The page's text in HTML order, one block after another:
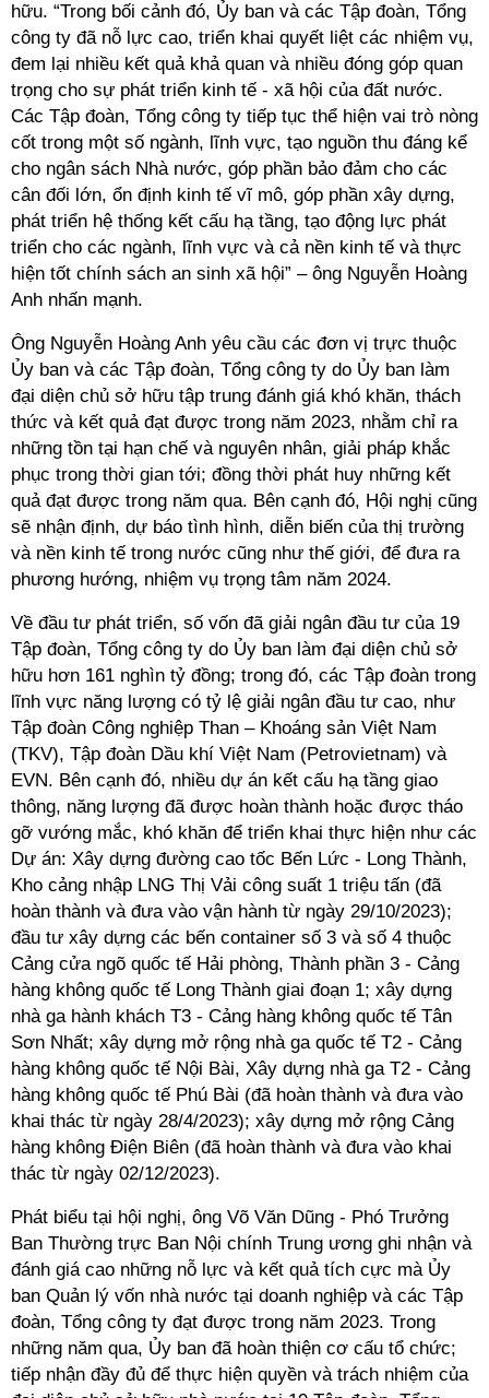
hữu. “Trong bối cảnh đó, Ủy ban và các Tập đoàn, Tổng
công ty đã nỗ lực cao, triển khai quyết liệt các nhiệm vụ,
đem lại nhiều kết quả khả quan và nhiều đóng góp quan
trọng cho sự phát triển kinh tế - xã hội của đất nước.
Các Tập đoàn, Tổng công ty tiếp tục thể hiện vai trò nòng
cốt trong một số ngành, lĩnh vực, tạo nguồn thu đáng kể
cho ngân sách Nhà nước, góp phần bảo đảm cho các
cân đối lớn, ổn định kinh tế vĩ mô, góp phần xây dựng,
phát triển hệ thống kết cấu hạ tầng, tạo động lực phát
triển cho các ngành, lĩnh vực và cả nền kinh tế và thực
hiện tốt chính sách an sinh xã hội” – ông Nguyễn Hoàng
Anh nhấn mạnh.
Ông Nguyễn Hoàng Anh yêu cầu các đơn vị trực thuộc
Ủy ban và các Tập đoàn, Tổng công ty do Ủy ban làm
đại diện chủ sở hữu tập trung đánh giá khó khăn, thách
thức và kết quả đạt được trong năm 2023, nhằm chỉ ra
những tồn tại hạn chế và nguyên nhân, giải pháp khắc
phục trong thời gian tới; đồng thời phát huy những kết
quả đạt được trong năm qua. Bên cạnh đó, Hội nghị cũng
sẽ nhận định, dự báo tình hình, diễn biến của thị trường
và nền kinh tế trong nước cũng như thế giới, để đưa ra
phương hướng, nhiệm vụ trọng tâm năm 2024.
Về đầu tư phát triển, số vốn đã giải ngân đầu tư của 19
Tập đoàn, Tổng công ty do Ủy ban làm đại diện chủ sở
hữu hơn 161 nghìn tỷ đồng; trong đó, các Tập đoàn trong
lĩnh vực năng lượng có tỷ lệ giải ngân đầu tư cao, như
Tập đoàn Công nghiệp Than – Khoáng sản Việt Nam
(TKV), Tập đoàn Dầu khí Việt Nam (Petrovietnam) và
EVN. Bên cạnh đó, nhiều dự án kết cấu hạ tầng giao
thông, năng lượng đã được hoàn thành hoặc được tháo
gỡ vướng mắc, khó khăn để triển khai thực hiện như các
Dự án: Xây dựng đường cao tốc Bến Lức - Long Thành,
Kho cảng nhập LNG Thị Vải công suất 1 triệu tấn (đã
hoàn thành và đưa vào vận hành từ ngày 29/10/2023);
đầu tư xây dựng các bến container số 3 và số 4 thuộc
Cảng cửa ngõ quốc tế Hải phòng, Thành phần 3 - Cảng
hàng không quốc tế Long Thành giai đoạn 1; xây dựng
nhà ga hành khách T3 - Cảng hàng không quốc tế Tân
Sơn Nhất; xây dựng mở rộng nhà ga quốc tế T2 - Cảng
hàng không quốc tế Nội Bài, Xây dựng nhà ga T2 - Cảng
hàng không quốc tế Phú Bài (đã hoàn thành và đưa vào
khai thác từ ngày 28/4/2023); xây dựng mở rộng Cảng
hàng không Điện Biên (đã hoàn thành và đưa vào khai
thác từ ngày 02/12/2023).
Phát biểu tại hội nghị, ông Võ Văn Dũng - Phó Trưởng
Ban Thường trực Ban Nội chính Trung ương ghi nhận và
đánh giá cao những nỗ lực và kết quả tích cực mà Ủy
ban Quản lý vốn nhà nước tại doanh nghiệp và các Tập
đoàn, Tổng công ty đạt được trong năm 2023. Trong
những năm qua, Ủy ban đã hoàn thiện cơ cấu tổ chức;
tiếp nhận đầy đủ để thực hiện quyền và trách nhiệm của